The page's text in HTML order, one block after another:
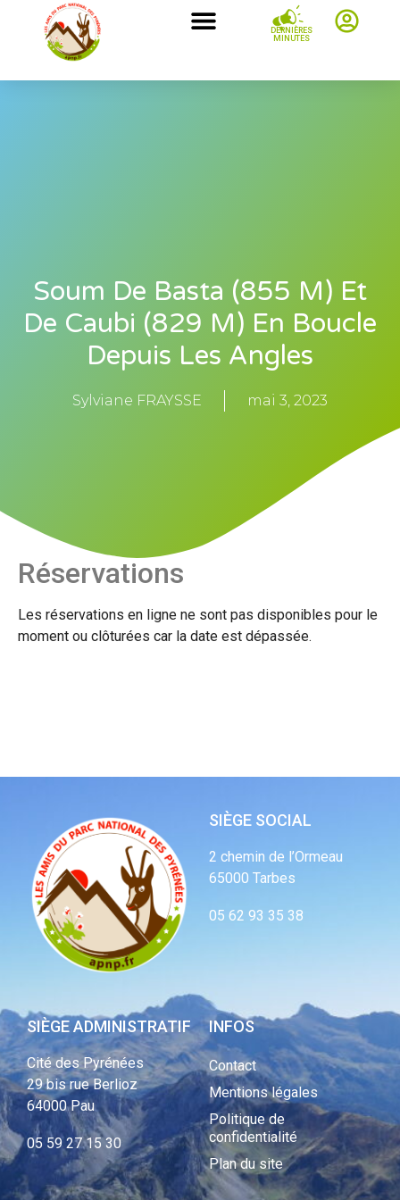
DERNIÈRES
MINUTES
Soum De Basta (855 M) Et
De Caubi (829 M) En Boucle
Depuis Les Angles
Sylviane FRAYSSE mai 3, 2023
Réservations
Les réservations en ligne ne sont pas disponibles pour le
moment ou clôturées car la date est dépassée.
SIÈGE SOCIAL
2 chemin de l’Ormeau
65000 Tarbes
05 62 93 35 38
SIÈGE ADMINISTRATIF
Cité des Pyrénées
29 bis rue Berlioz
64000 Pau
05 59 27 15 30
INFOS
Contact
Mentions légales
Politique de
confidentialité
Plan du site